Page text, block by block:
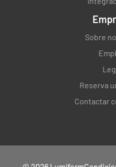
Sobre
Reserva
Contactar